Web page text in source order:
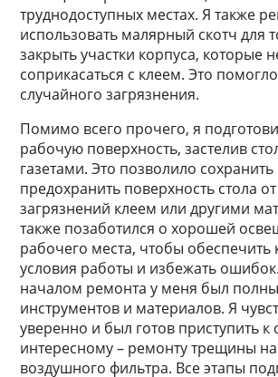
труднодоступных местах. Я также
использовать малярный скотч для
закрыть участки корпуса, которые
соприкасаться с клеем. Это
случайного загрязнения.
Помимо всего прочего, я
рабочую поверхность, застелив
газетами. Это позволило сохранить
предохранить поверхность стола
загрязнений клеем или другими
также позаботился о хорошей
рабочего места, чтобы
условия работы и избежать
началом ремонта у меня был
инструментов и материалов. Я
уверенно и был готов приступить к
интересному – ремонту трещины
воздушного фильтра. Все этапы